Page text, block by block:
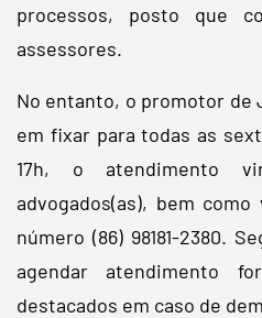
processos, posto que
assessores.
No entanto, o promotor de
em fixar para todas as
17h, o atendimento
advogados(as), bem
número (86) 98181-2380.
agendar atendimento
destacados em caso de